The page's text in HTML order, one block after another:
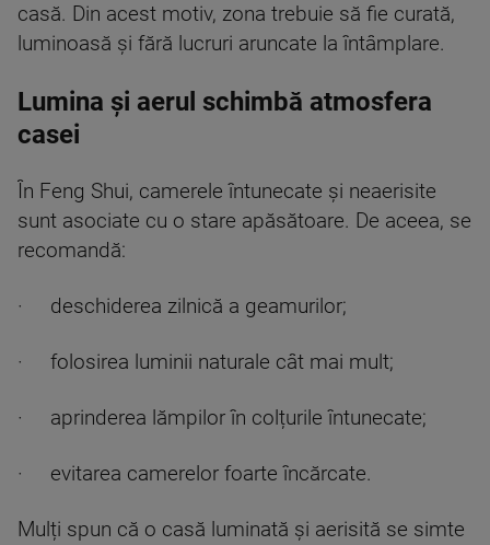
casă. Din acest motiv, zona trebuie să fie curată,
luminoasă și fără lucruri aruncate la întâmplare.
Lumina și aerul schimbă atmosfera
casei
În Feng Shui, camerele întunecate și neaerisite
sunt asociate cu o stare apăsătoare. De aceea, se
recomandă:
· deschiderea zilnică a geamurilor;
· folosirea luminii naturale cât mai mult;
· aprinderea lămpilor în colțurile întunecate;
· evitarea camerelor foarte încărcate.
Mulți spun că o casă luminată și aerisită se simte